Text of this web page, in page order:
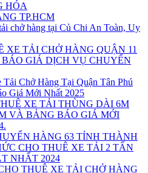
HÓA
TP.HCM
chở hàng tại Củ Chi An Toàn, Uy
XE TẢI CHỞ HÀNG QUẬN 11
GIÁ DỊCH VỤ CHUYỂN
Chở Hàng Tại Quận Tân Phú
Giá Mới Nhất 2025
XE TẢI THÙNG DÀI 6M
VÀ BẢNG BÁO GIÁ MỚI
HÀNG 63 TỈNH THÀNH
CHO THUÊ XE TẢI 2 TẤN
NHẤT 2024
THUÊ XE TẢI CHỞ HÀNG